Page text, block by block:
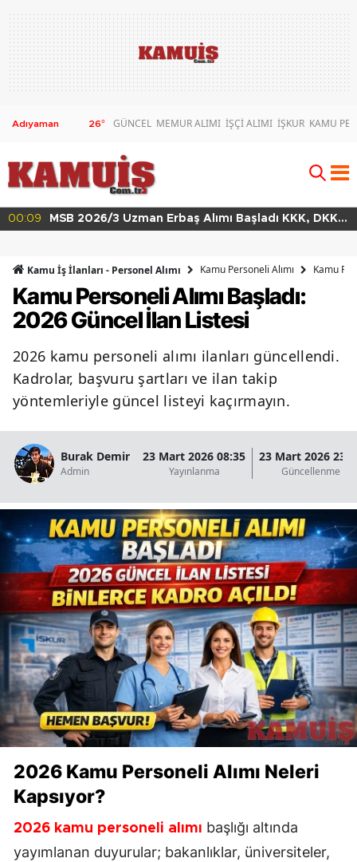
26° GÜNCEL MEMUR ALIMI İŞÇİ ALIMI İŞKUR KAMU
KKK, DKK 00:02
MSB 2026/4 Teknik Sınıf Uzman Erbaş
Kamu İş İlanları - Personel Alımı Kamu Personeli Alımı Kamu
Kamu Personeli Alımı Başladı:
2026 Güncel İlan Listesi
2026 kamu personeli alımı ilanları güncellendi.
Kadrolar, başvuru şartları ve ilan takip
yöntemleriyle güncel listeyi kaçırmayın.
Burak Demir
Admin
23 Mart 2026 08:35
Yayınlanma
23 Mart 2026
Güncellenme
2026 Kamu Personeli Alımı Neleri
Kapsıyor?
2026 kamu personeli alımı başlığı altında
yayımlanan duyurular; bakanlıklar, üniversiteler,